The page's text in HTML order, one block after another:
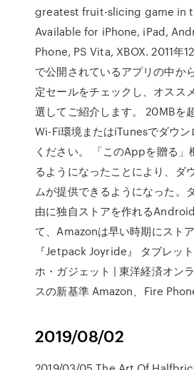
greatest fruit-slicing game in
Available for iPhone, iPad,
Phone, PS Vita, XBOX. 2011年
で公開されているアプリの中か
定セールをチェックし、オスス
選してご紹介します。 20MBを
Wi-Fi環境またはiTunesでダウン
ください。 「このAppを贈る」
るようになったことにより、ダ
ムが提供できるようになった。
由に独自ストアを作れる
て、Amazonは早い時期にストア
『Jetpack Joyride』 タブレッ
ホ・ガジェット | 東洋経済オン
スの新基準 Amazon、Fire
2019/08/02